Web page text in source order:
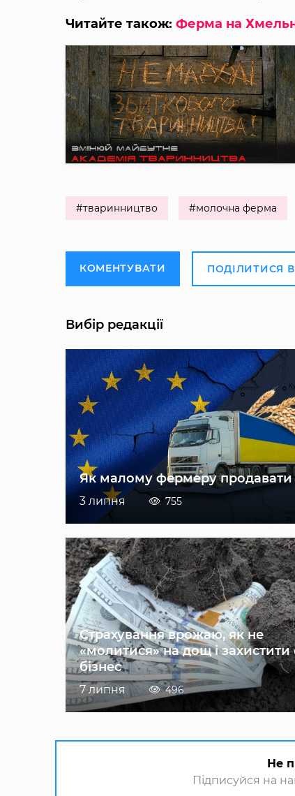
Читайте також: Ферма на
#тваринництво #молочна ферма
КОМЕНТУВАТИ ПОДІЛИТИСЯ
Вибір редакції
Як малому фермеру продавати
3 липня 755
Страхування врожаю, як не
«молитися» на дощ і захистити
бізнес
7 липня 496
Не
Підписуйся на